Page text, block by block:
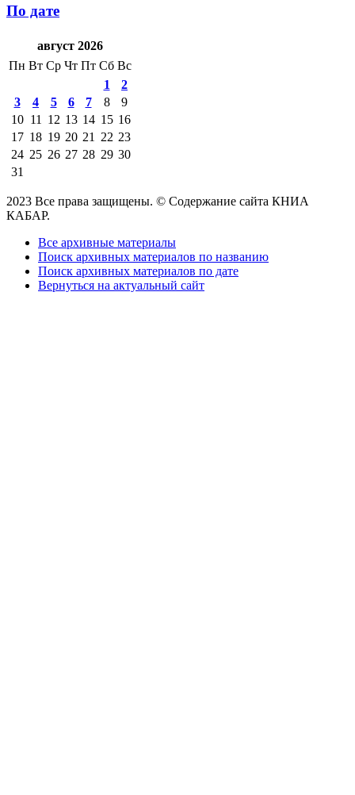
По дате
август 2026
Пн Вт Ср Чт Пт Сб Вс
1
2
3
4 5 6 7 8
9
10 11 12 13 14 15 16
17 18 19 20 21 22 23
24 25 26 27 28 29 30
31
2023 Все права защищены. © Содержание сайта КНИА
КАБАР.
Все архивные материалы
Поиск архивных материалов по названию
Поиск архивных материалов по дате
Вернуться на актуальный сайт